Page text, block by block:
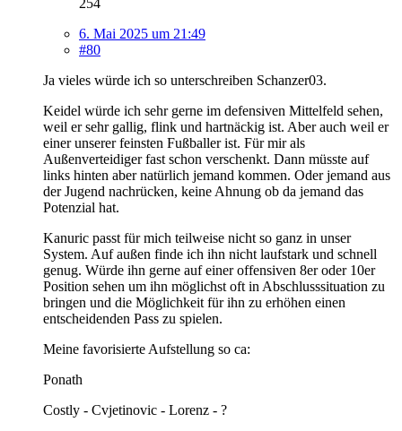
6. Mai 2025 um 21:49
#80
Ja vieles würde ich so unterschreiben Schanzer03.
Keidel würde ich sehr gerne im defensiven Mittelfeld sehen,
weil er sehr gallig, flink und hartnäckig ist. Aber auch weil er
einer unserer feinsten Fußballer ist. Für mir als
Außenverteidiger fast schon verschenkt. Dann müsste auf
links hinten aber natürlich jemand kommen. Oder jemand aus
der Jugend nachrücken, keine Ahnung ob da jemand das
Potenzial hat.
Kanuric passt für mich teilweise nicht so ganz in unser
System. Auf außen finde ich ihn nicht laufstark und schnell
genug. Würde ihn gerne auf einer offensiven 8er oder 10er
Position sehen um ihn möglichst oft in Abschlusssituation zu
bringen und die Möglichkeit für ihn zu erhöhen einen
entscheidenden Pass zu spielen.
Meine favorisierte Aufstellung so ca:
Ponath
Costly - Cvjetinovic - Lorenz - ?